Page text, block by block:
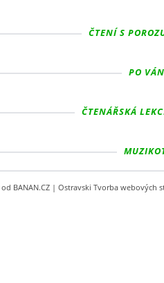
ČTENÍ S
PO
ČTENÁŘSKÁ
od BANAN.CZ | Ostravski Tvorba webových